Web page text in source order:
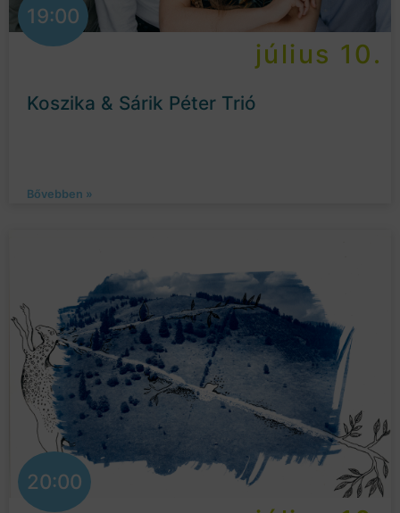
19:00
július 10.
Koszika & Sárik Péter Trió
Bővebben »
20:00